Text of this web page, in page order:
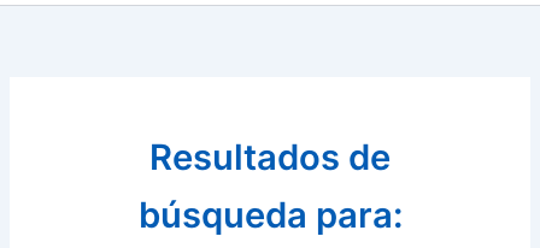
Resultados de
búsqueda para: